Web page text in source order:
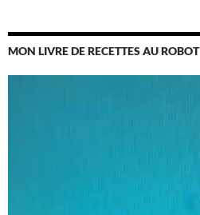
MON LIVRE DE RECETTES AU ROBOT